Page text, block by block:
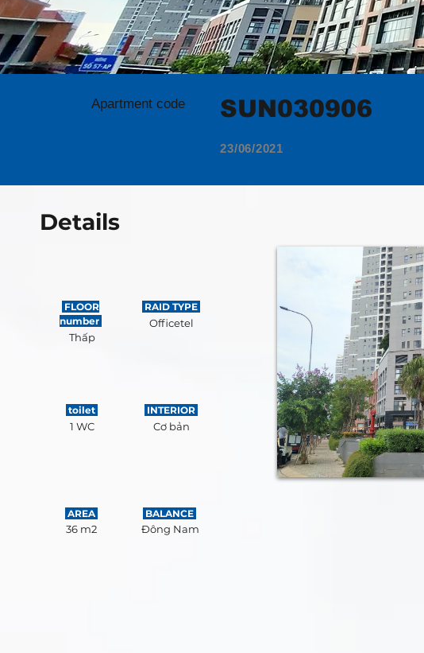
Apartment code SUN030906
23/06/2021
Details
FLOOR
number
Thấp
RAID TYPE
Officetel
toilet
1 WC
INTERIOR
Cơ bản
AREA
36 m2
BALANCE
Đông Nam